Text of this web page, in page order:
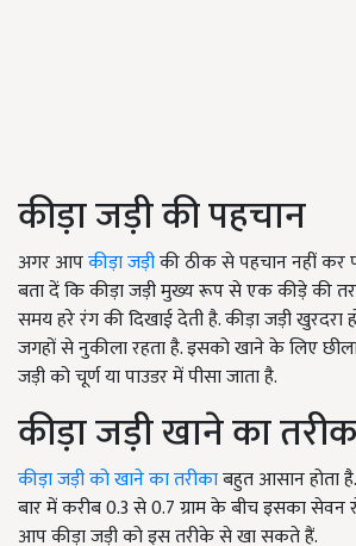
कीड़ा जड़ी की पहचान
अगर आपकीड़ा जड़ीकी ठीक से पहचान नहीं कर
बता दें कि कीड़ा जड़ी मुख्य रूप से एक कीड़े की
समय हरे रंग की दिखाई देती है. कीड़ा जड़ी
जगहों से नुकीला रहता है. इसको खाने के लिए
जड़ी को चूर्ण या पाउडर में पीसा जाता है.
कीड़ा जड़ी खाने का
कीड़ा जड़ी को खाने का तरीकाबहुत आसान होता
बार में करीब 0.3 से 0.7 ग्राम के बीच इसका सेवन
आप कीड़ा जड़ी को इस तरीके से खा सकते हैं.